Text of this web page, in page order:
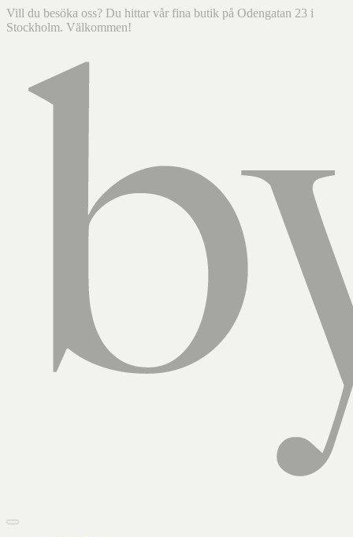
Vill du besöka oss? Du hittar vår fina butik på Odengatan 23 i
Stockholm. Välkommen!